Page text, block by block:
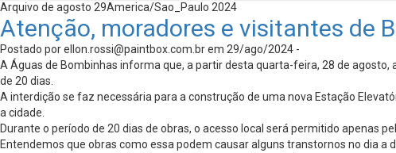
Arquivo de agosto 29America/Sao_Paulo 2024
Atenção, moradores e visitantes de
Postado porellon.rossi@paintbox.com.brem 29/ago/2024 -
A Águas de Bombinhas informa que, a partir desta quarta-feira, 28 de
de 20 dias.
A interdição se faz necessária para a construção de uma nova Estação
a cidade.
Durante o período de 20 dias de obras, o acesso local será permitido apenas
Entendemos que obras como essa podem causar alguns transtornos no dia